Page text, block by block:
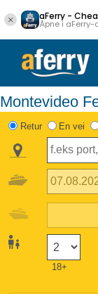
aFerry -
Åpne i aFerry-
Montevideo
Retur En vei
18+